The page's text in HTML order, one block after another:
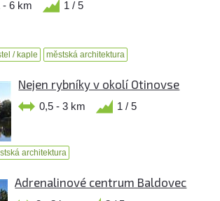
- 6 km 1 / 5
/ kaple městská architektura
Nejen rybníky v okolí Otinovse
0,5 - 3 km 1 / 5
architektura
Adrenalinové centrum Baldovec